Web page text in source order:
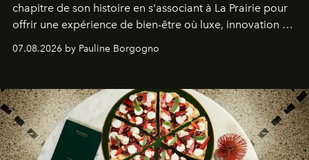
chapitre de son histoire en s'associant à La Prairie pour
offrir une expérience de bien-être où luxe, innovation et
expertise se rencontrent.
07.08.2026 by Pauline Borgogno